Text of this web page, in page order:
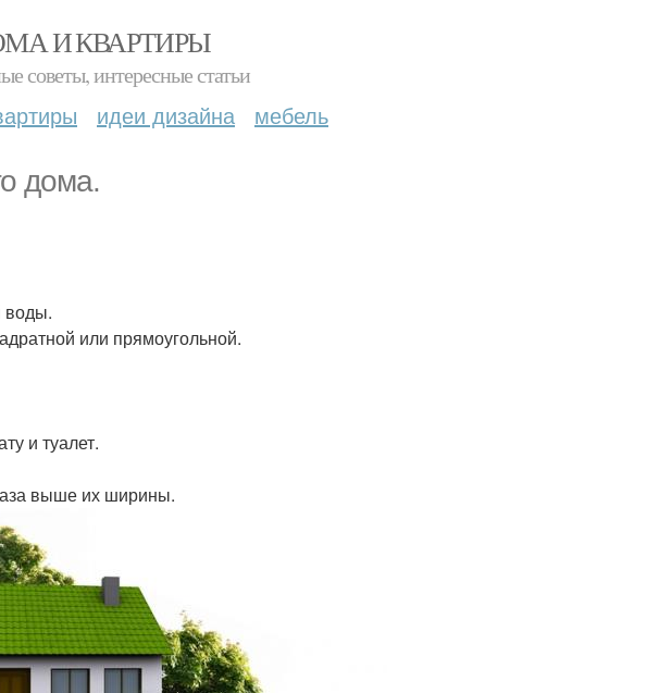
И КВАРТИРЫ
советы, интересные статьи
идеи дизайна мебель
дома.
воды.
или прямоугольной.
и туалет.
выше их ширины.